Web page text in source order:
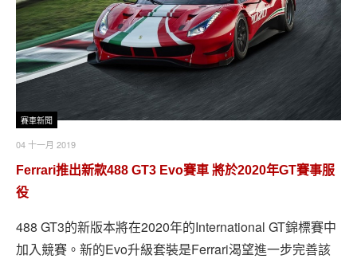
賽車新聞
汽車改裝
輪胎特區
人車軼事
試車報導
車型比拼
賽車新聞
04 十一月 2019
Ferrari推出新款488 GT3 Evo賽車 將於2020年GT賽事服
役
488 GT3的新版本將在2020年的International GT錦標賽中
加入競賽。新的Evo升級套裝是Ferrari渴望進一步完善該